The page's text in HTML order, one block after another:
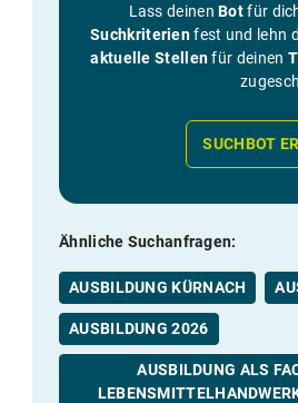
Lass deinenBotfür
Suchkriterienfest und lehn
aktuelle Stellenfür deinen
SUCHBOT
Ähnliche Suchanfragen:
AUSBILDUNG KÜRNACH
AUSBILDUNG 2026
AUSBILDUNG ALS